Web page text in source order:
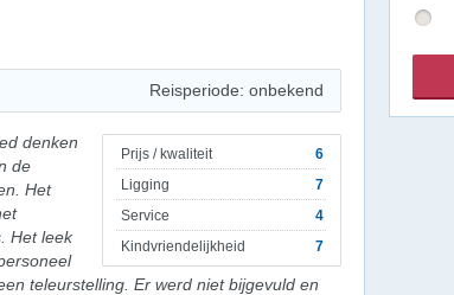
Reisperiode: onbekend
Prijs / kwaliteit
6
Ligging
7
Service
4
Kindvriendelijkheid
7
denken
de
Het
Het leek
teleurstelling. Er werd niet bijgevuld en